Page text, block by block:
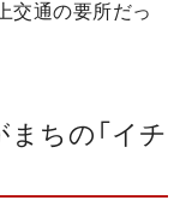
交通の要所だっ
ちの「イチ